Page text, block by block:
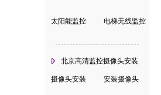
太阳能监控 电梯无线监控
北京高清监控摄像头安装
摄像头安装 安装摄像头